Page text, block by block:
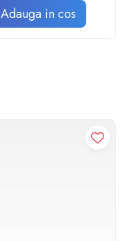
Adauga in cos